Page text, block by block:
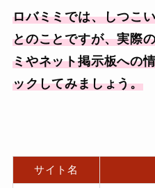
ロバミミでは、しつこ
とのことですが、実際
ミやネット掲示板への
ックしてみましょう。
サイト名